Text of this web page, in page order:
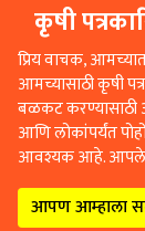
कृषी
प्रिय वाचक,
आमच्यासाठी कृषी
बळकट करण्यासाठी
आणि लोकांपर्यंत
आवश्यक आहे. आपले
आपण आम्हाला